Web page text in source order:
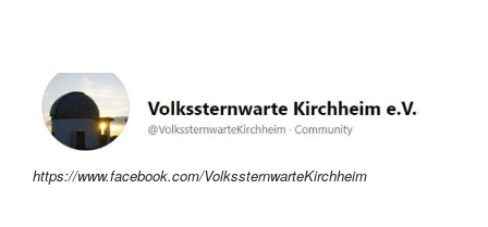
https://www.facebook.com/VolkssternwarteKirchheim